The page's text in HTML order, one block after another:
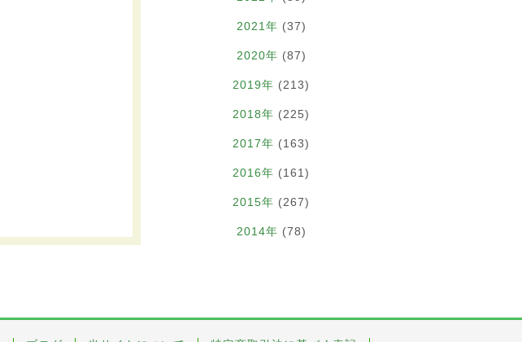
2021年 (37)
2020年 (87)
2019年 (213)
2018年 (225)
2017年 (163)
2016年 (161)
2015年 (267)
2014年 (78)